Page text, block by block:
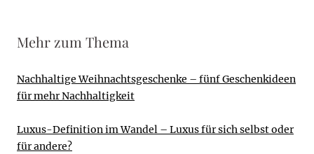
Mehr zum Thema
Nachhaltige Weihnachtsgeschenke – fünf Geschenkideen
für mehr Nachhaltigkeit
Luxus-Definition im Wandel – Luxus für sich selbst oder
für andere?